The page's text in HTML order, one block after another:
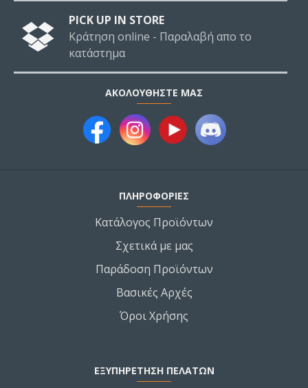
PICK UP IN STORE
Κράτηση online - Παραλαβή απο το
κατάστημα
ΑΚΟΛΟΥΘΉΣΤΕ ΜΑΣ
ΠΛΗΡΟΦΟΡΙΕΣ
Κατάλογος Προϊόντων
Σχετικά με μας
Παράδοση Προϊόντων
Βασικές Αρχές
Όροι Χρήσης
ΕΞΥΠΗΡΕΤΗΣΗ ΠΕΛΑΤΩΝ